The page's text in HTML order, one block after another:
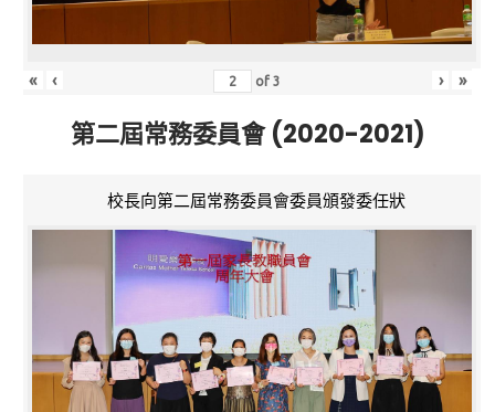
« ‹ of3 › »
第二屆常務委員會 (2020-2021)
校長向第二屆常務委員會委員頒發委任狀